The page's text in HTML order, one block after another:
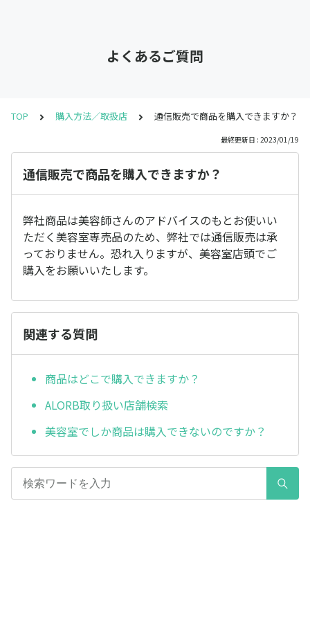
よくあるご質問
TOP 購入方法／取扱店 通信販売で商品を購入できますか？
最終更新日 : 2023/01/19
通信販売で商品を購入できますか？
弊社商品は美容師さんのアドバイスのもとお使いい
ただく美容室専売品のため、弊社では通信販売は承
っておりません。恐れ入りますが、美容室店頭でご
購入をお願いいたします。
関連する質問
商品はどこで購入できますか？
ALORB取り扱い店舗検索
美容室でしか商品は購入できないのですか？